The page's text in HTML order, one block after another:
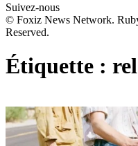
Suivez-nous
© Foxiz News Network.
Reserved.
Étiquette :